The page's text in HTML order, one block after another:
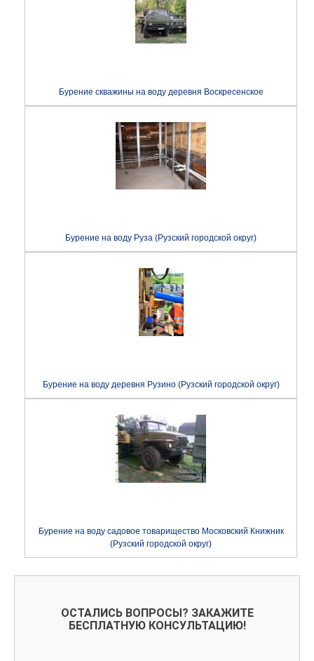
Бурение скважины на воду деревня Воскресенское
Бурение на воду Руза (Рузский городской округ)
Бурение на воду деревня Рузино (Рузский городской округ)
Бурение на воду садовое товарищество Московский Книжник
(Рузский городской округ)
ОСТАЛИСЬ ВОПРОСЫ? ЗАКАЖИТЕ
БЕСПЛАТНУЮ КОНСУЛЬТАЦИЮ!